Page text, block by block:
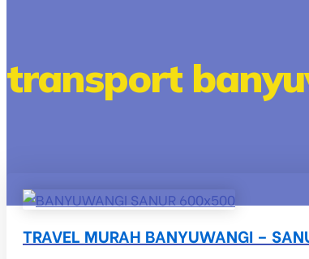
transport
TRAVEL MURAH BANYUWANGI –